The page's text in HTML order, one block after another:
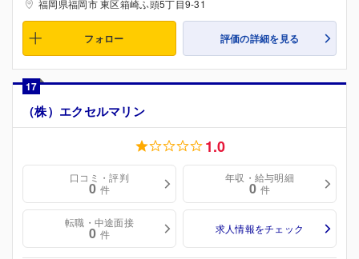
福岡県福岡市 東区箱崎ふ頭5丁目9-31
フォロー 評価の詳細を見る
17
（株）エクセルマリン
1.0
口コミ・評判
0 件
年収・給与明細
0 件
転職・中途面接
0 件 求人情報をチェック